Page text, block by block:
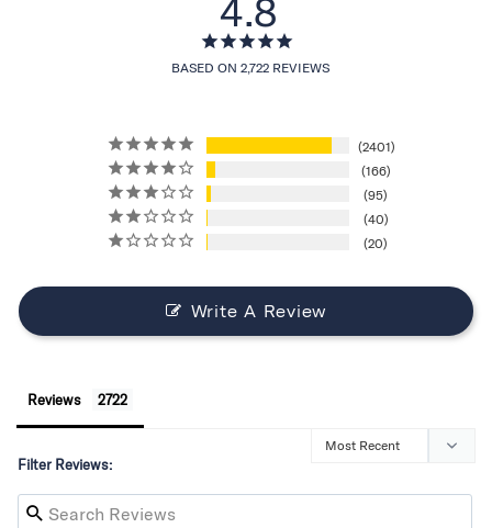
4.8
BASED ON 2,722 REVIEWS
2401
166
95
40
20
Write A Review
Reviews
Filter Reviews: